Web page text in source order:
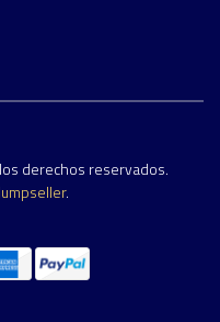
derechos reservados.
.